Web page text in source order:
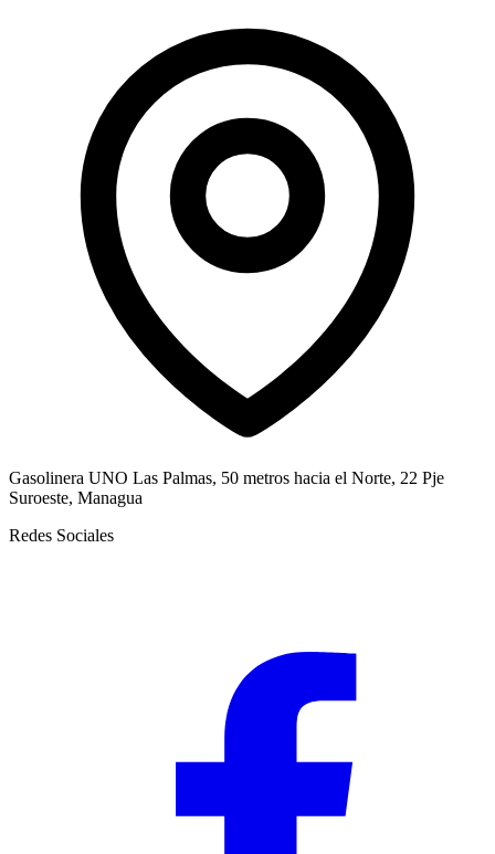
Gasolinera UNO Las Palmas, 50 metros hacia el Norte, 22 Pje
Suroeste, Managua
Redes Sociales